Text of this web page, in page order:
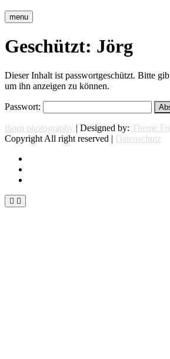
menu
Geschützt: Jörg
Dieser Inhalt ist passwortgeschützt. Bitte
um ihn anzeigen zu können.
Passwort:
thorn photography | Designed by: Theme
Copyright All right reserved | Datenschutz